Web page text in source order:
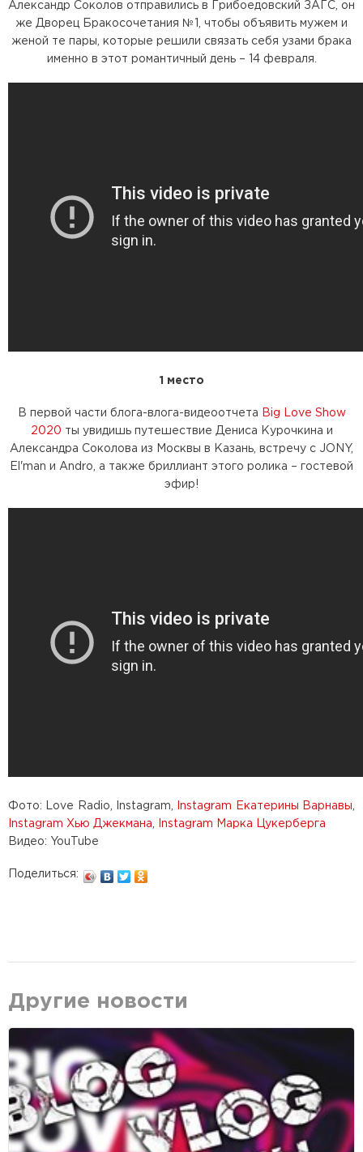
Александр Соколов отправились в Грибоедовский ЗАГС, он
же Дворец Бракосочетания №1, чтобы объявить мужем и
женой те пары, которые решили связать себя узами брака
именно в этот романтичный день – 14 февраля.
1 место
В первой части блога-влога-видеоотчета
Big Love Show
2020 ты увидишь путешествие Дениса Курочкина и
Александра Соколова из Москвы в Казань, встречу с JONY,
El'man и Andro, а также бриллиант этого ролика – гостевой
эфир!
Фото: Love Radio, Instagram, Instagram Екатерины Варнавы
Instagram Хью Джекмана
Instagram Марка Цукерберга
Видео: YouTube
Поделиться:
Другие новости